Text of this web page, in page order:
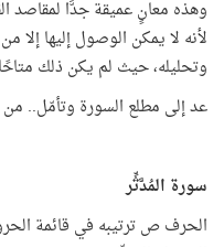
وهذه معانٍ عميقة جدًّا لمقاصد
لأنه لا يمكن الوصول إليها إلا
وتحليله، حيث لم يكن ذلك
عد إلى مطلع السورة وتأمّل.. من
سورة المُدَّثِّر